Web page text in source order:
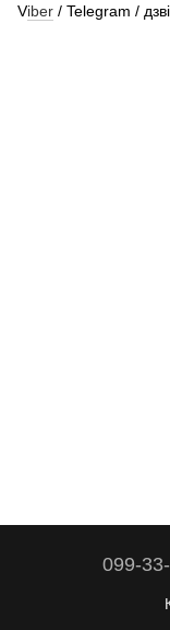
Viber / Telegram /
099-